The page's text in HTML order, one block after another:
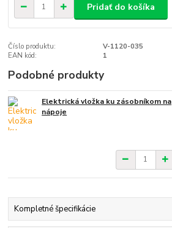
Pridať do košíka
Číslo produktu:
V-1120-035
EAN kód:
1
Podobné produkty
Elektrická vložka ku zásobníkom na
nápoje
Kompletné špecifikácie